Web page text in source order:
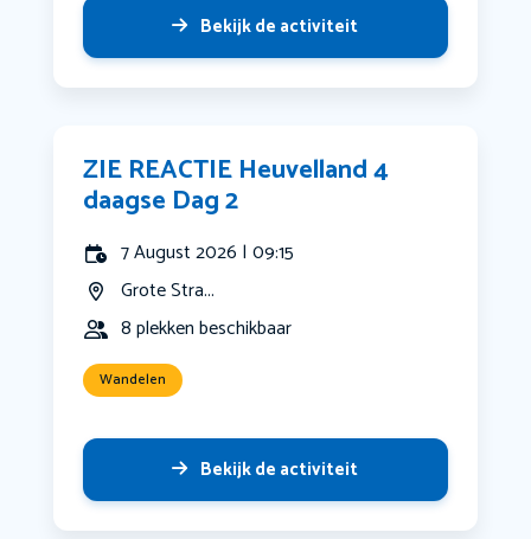
Bekijk de activiteit
ZIE REACTIE Heuvelland 4
daagse Dag 2
7 August 2026 | 09:15
Grote Stra...
8 plekken beschikbaar
Wandelen
Bekijk de activiteit